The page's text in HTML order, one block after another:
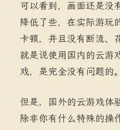
可以看到，画面还是没
降低了些，在实际游玩
卡顿，并且没有断流、
就是说使用国内的云游
戏，是完全没有问题的。
但是，国外的云游戏
除非你有什么特殊的操